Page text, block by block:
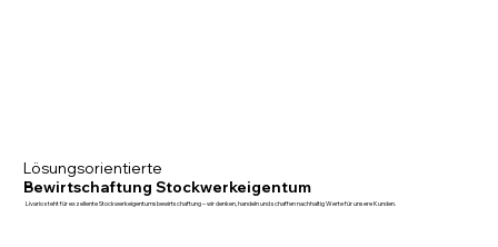
Lösungsorientierte
Bewirtschaftung Stockwerkeigentum
Livario steht für exzellente Stockwerkeigentumsbewirtschaftung – wir denken, handeln und schaffen nachhaltig Werte für unsere Kunden.